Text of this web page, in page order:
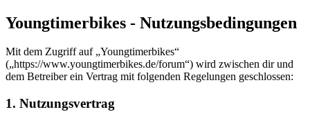
Youngtimerbikes - Nutzungsbedingungen
Mit dem Zugriff auf „Youngtimerbikes“
(„https://www.youngtimerbikes.de/forum“) wird zwischen dir und
dem Betreiber ein Vertrag mit folgenden Regelungen geschlossen:
1. Nutzungsvertrag